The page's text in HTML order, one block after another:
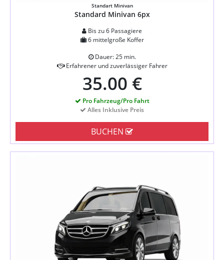
Standart Minivan
Standard Minivan 6px
Bis zu 6 Passagiere
6 mittelgroße Koffer
Dauer: 25 min.
Erfahrener und zuverlässiger Fahrer
35.00 €
Pro Fahrzeug/Pro Fahrt
Alles Inklusive Preis
BUCHEN